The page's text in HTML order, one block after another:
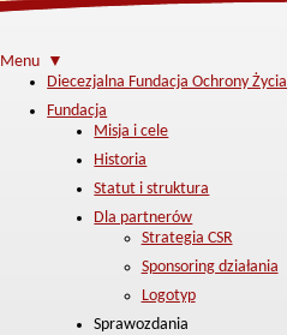
Menu ▼
Diecezjalna Fundacja Ochrony Życia
Fundacja
Misja i cele
Historia
Statut i struktura
Dla partnerów
Strategia CSR
Sponsoring działania
Logotyp
Sprawozdania